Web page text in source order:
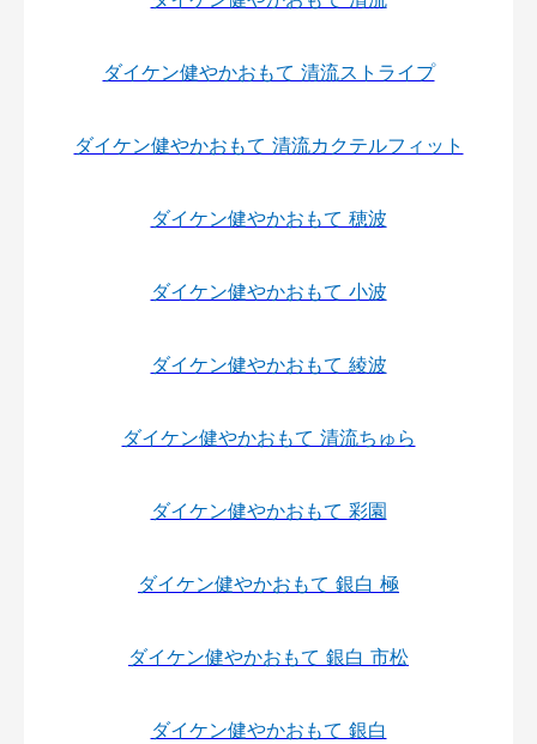
ダイケン健やかおもて 清流ストライプ
ダイケン健やかおもて 清流カクテルフィット
ダイケン健やかおもて 穂波
ダイケン健やかおもて 小波
ダイケン健やかおもて 綾波
ダイケン健やかおもて 清流ちゅら
ダイケン健やかおもて 彩園
ダイケン健やかおもて 銀白 極
ダイケン健やかおもて 銀白 市松
ダイケン健やかおもて 銀白